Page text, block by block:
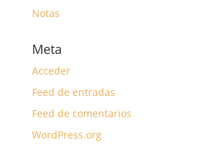
Notas
Meta
Acceder
Feed de entradas
Feed de comentarios
WordPress.org